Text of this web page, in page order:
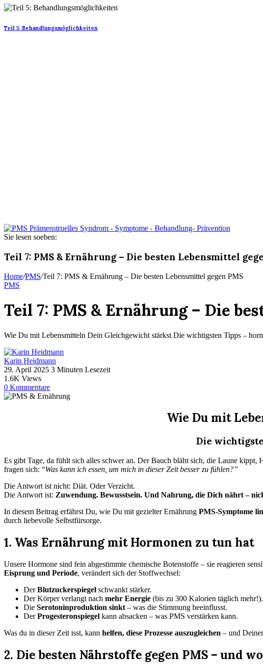
Teil 5: Behandlungsmöglichkeiten
Sie lesen soeben:
Teil 7: PMS & Ernährung – Die besten Lebensmittel
Home/PMS/Teil 7: PMS & Ernährung – Die besten Lebensmittel gegen PMS
PMS
Teil 7: PMS & Ernährung – Die
Wie Du mit Lebensmitteln Dein Gleichgewicht stärkst Die wichtigsten Tipps –
Karin Heidmann
29. April 2025 3 Minuten Lesezeit
1.6K Views
0 Kommentare
Wie Du mit
Die
Es gibt Tage, da fühlt sich alles schwer an. Der Bauch bläht sich, die Laune
fragen sich: “Was kann ich essen, um mich in dieser Zeit besser zu fühlen?”
Die Antwort ist nicht: Diät. Oder Verzicht.
Die Antwort ist: Zuwendung. Bewusstsein. Und Nahrung, die Dich nährt –
In diesem Beitrag erfährst Du, wie Du mit gezielter Ernährung PMS-Symptome
durch liebevolle Selbstfürsorge.
1. Was Ernährung mit Hormonen zu tun hat
Unsere Hormone sind fein abgestimmte chemische Botenstoffe – sie reagieren
Eisprung und Periode, verändert sich der Stoffwechsel:
DerBlutzuckerspiegel schwankt stärker.
Der Körper verlangt nach mehr Energie (bis zu 300 Kalorien täglich mehr!).
Die Serotoninproduktion sinkt – was die Stimmung beeinflusst.
DerProgesteronspiegel kann absacken – was PMS verstärken kann.
Was du in dieser Zeit isst, kann helfen, diese Prozesse auszugleichen – und
2. Die besten Nährstoffe gegen PMS – und